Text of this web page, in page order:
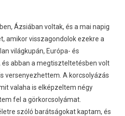
Ázsiában voltak, és a mai napig
amikor visszagondolok ezekre a
világkupán, Európa- és
abban a megtiszteltetésben volt
versenyezhettem. A korcsolyázás
valaha is elképzeltem négy
fel a görkorcsolyámat.
szóló barátságokat kaptam, és